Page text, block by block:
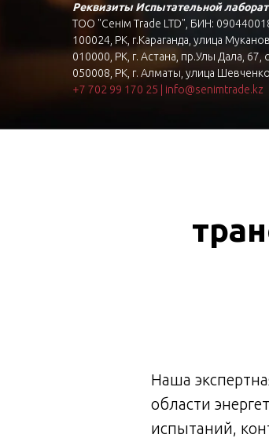
Реквизиты Испытательной
ТОО "Сенім Trade LTD", БИН:
100024, РК, г.Караганда, улица
010000, РК, г. Астана, пр.Улы Дала,
050008, РК, г. Алматы, улица
+7 702 99 170 25
info@senimtrade.kz
Наша
области
испытаний,